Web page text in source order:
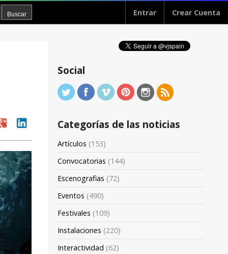
Entrar Crear Cuenta
linkedin
Social
Categorías de las noticias
Artículos (153)
Convocatorias (144)
Escenografias (72)
Eventos (490)
Festivales (109)
Instalaciones (220)
Interactividad (62)